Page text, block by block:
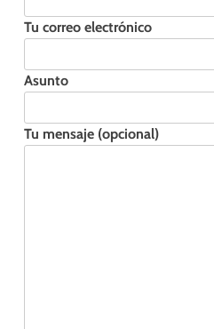
Tu correo electrónico
Asunto
Tu mensaje (opcional)